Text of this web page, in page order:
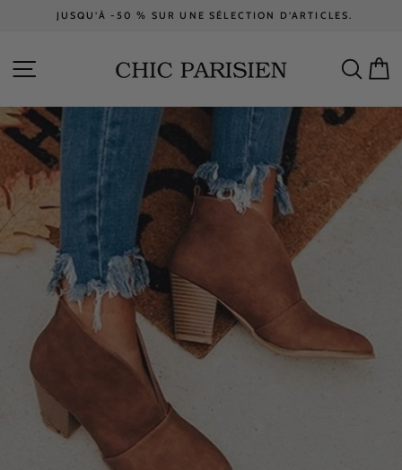
JUSQU’À -50 % SUR UNE SÉLECTION D’ARTICLES.